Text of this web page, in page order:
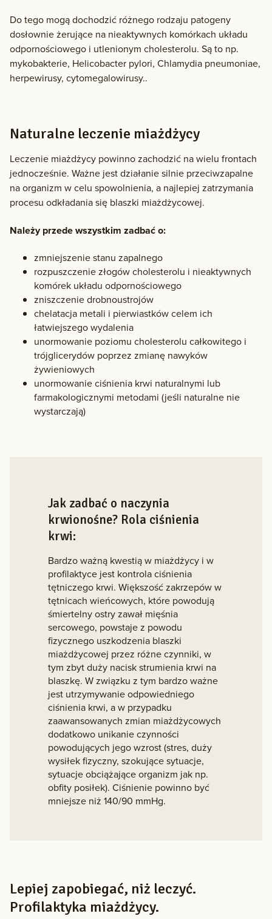
Do tego mogą dochodzić różnego rodzaju patogeny
dosłownie żerujące na nieaktywnych komórkach układu
odpornościowego i utlenionym cholesterolu. Są to np.
mykobakterie, Helicobacter pylori, Chlamydia pneumoniae,
herpewirusy, cytomegalowirusy..
Naturalne leczenie miażdżycy
Leczenie miażdżycy powinno zachodzić na wielu frontach
jednocześnie. Ważne jest działanie silnie przeciwzapalne
na organizm w celu spowolnienia, a najlepiej zatrzymania
procesu odkładania się blaszki miażdżycowej.
Należy przede wszystkim zadbać o:
zmniejszenie stanu zapalnego
rozpuszczenie złogów cholesterolu i nieaktywnych
komórek układu odpornościowego
zniszczenie drobnoustrojów
chelatacja metali i pierwiastków celem ich
łatwiejszego wydalenia
unormowanie poziomu cholesterolu całkowitego i
trójglicerydów poprzez zmianę nawyków
żywieniowych
unormowanie ciśnienia krwi naturalnymi lub
farmakologicznymi metodami (jeśli naturalne nie
wystarczają)
Jak zadbać o naczynia
krwionośne? Rola ciśnienia
krwi:
Bardzo ważną kwestią w miażdżycy i w
profilaktyce jest kontrola ciśnienia
tętniczego krwi. Większość zakrzepów w
tętnicach wieńcowych, które powodują
śmiertelny ostry zawał mięśnia
sercowego, powstaje z powodu
fizycznego uszkodzenia blaszki
miażdżycowej przez różne czynniki, w
tym zbyt duży nacisk strumienia krwi na
blaszkę. W związku z tym bardzo ważne
jest utrzymywanie odpowiedniego
ciśnienia krwi, a w przypadku
zaawansowanych zmian miażdżycowych
dodatkowo unikanie czynności
powodujących jego wzrost (stres, duży
wysiłek fizyczny, szokujące sytuacje,
sytuacje obciążające organizm jak np.
obfity posiłek). Ciśnienie powinno być
mniejsze niż 140/90 mmHg.
Lepiej zapobiegać, niż leczyć.
Profilaktyka miażdżycy.